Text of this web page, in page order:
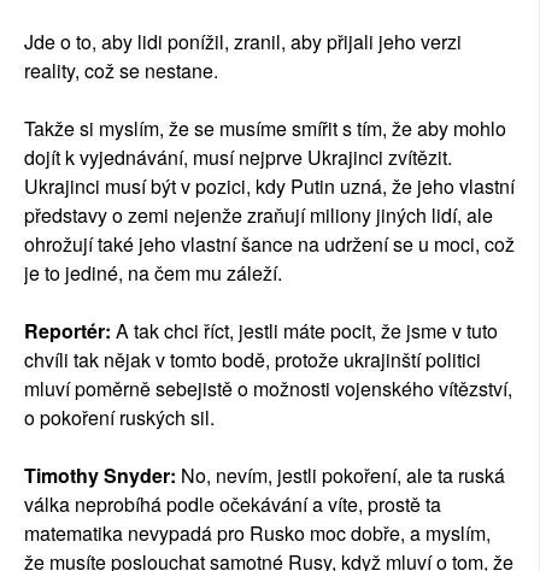
Jde o to, aby lidi ponížil, zranil, aby přijali jeho verzi
reality, což se nestane.
Takže si myslím, že se musíme smířit s tím, že aby mohlo
dojít k vyjednávání, musí nejprve Ukrajinci zvítězit.
Ukrajinci musí být v pozici, kdy Putin uzná, že jeho vlastní
představy o zemi nejenže zraňují miliony jiných lidí, ale
ohrožují také jeho vlastní šance na udržení se u moci, což
je to jediné, na čem mu záleží.
Reportér: A tak chci říct, jestli máte pocit, že jsme v tuto
chvíli tak nějak v tomto bodě, protože ukrajinští politici
mluví poměrně sebejistě o možnosti vojenského vítězství,
o pokoření ruských sil.
Timothy Snyder: No, nevím, jestli pokoření, ale ta ruská
válka neprobíhá podle očekávání a víte, prostě ta
matematika nevypadá pro Rusko moc dobře, a myslím,
že musíte poslouchat samotné Rusy, když mluví o tom, že